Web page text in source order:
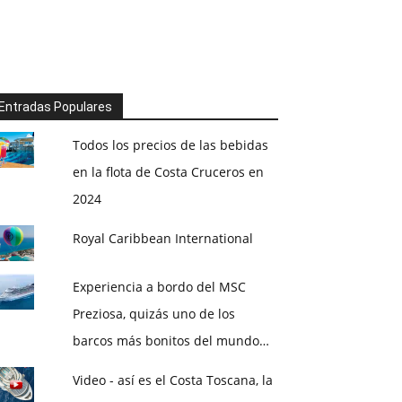
Populares
Todos los precios de las bebidas
en la flota de Costa Cruceros en
2024
Royal Caribbean International
Experiencia a bordo del MSC
Preziosa, quizás uno de los
barcos más bonitos del mundo…
Video - así es el Costa Toscana, la